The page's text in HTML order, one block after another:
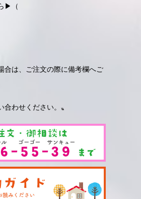
▶︎（
は、ご注文の際に備考欄へご
合わせください。〟